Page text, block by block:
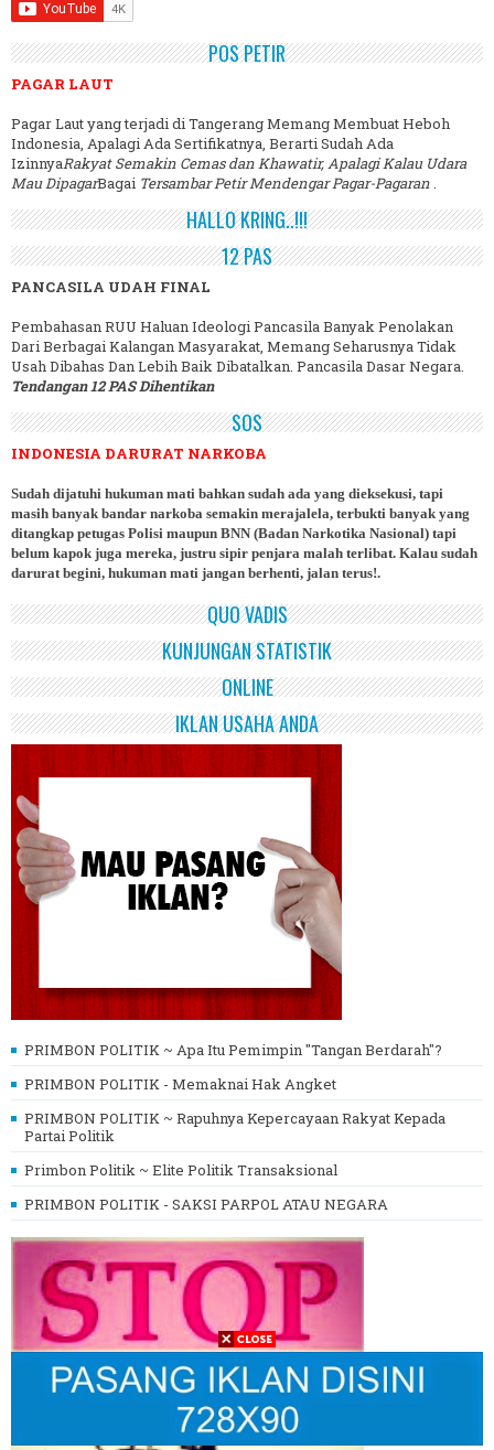
POS PETIR
PAGAR LAUT
Pagar Laut yang terjadi di Tangerang Memang Membuat Heboh
Indonesia, Apalagi Ada Sertifikatnya, Berarti Sudah Ada
IzinnyaRakyat Semakin Cemas dan Khawatir, Apalagi Kalau Udara
Mau DipagarBagai Tersambar Petir Mendengar Pagar-Pagaran.
HALLO KRING..!!!
12 PAS
PANCASILA UDAH FINAL
Pembahasan RUU Haluan Ideologi Pancasila Banyak Penolakan
Dari Berbagai Kalangan Masyarakat, Memang Seharusnya Tidak
Usah Dibahas Dan Lebih Baik Dibatalkan. Pancasila Dasar Negara.
Tendangan 12 PAS Dihentikan
SOS
INDONESIA DARURAT NARKOBA
Sudah dijatuhi hukuman mati bahkan sudah ada yang dieksekusi, tapi
masih banyak bandar narkoba semakin merajalela, terbukti banyak yang
ditangkap petugas Polisi maupun BNN (Badan Narkotika Nasional) tapi
belum kapok juga mereka, justru sipir penjara malah terlibat. Kalau sudah
darurat begini, hukuman mati jangan berhenti, jalan terus!.
QUO VADIS
KUNJUNGAN STATISTIK
ONLINE
IKLAN USAHA ANDA
PRIMBON POLITIK ~ Apa Itu Pemimpin "Tangan Berdarah"?
PRIMBON POLITIK - Memaknai Hak Angket
PRIMBON POLITIK ~ Rapuhnya Kepercayaan Rakyat Kepada
Partai Politik
Primbon Politik ~ Elite Politik Transaksional
PRIMBON POLITIK - SAKSI PARPOL ATAU NEGARA